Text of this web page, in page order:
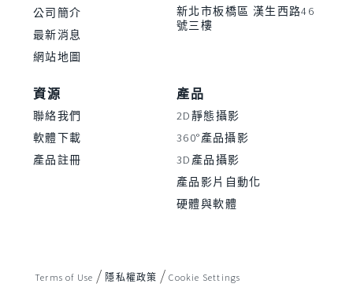
公司簡介
最新消息
網站地圖
新北市板橋區 漢生西路46
號三樓
資源
聯絡我們
軟體下載
產品註冊
產品
2D靜態攝影
360°產品攝影
3D產品攝影
產品影片自動化
硬體與軟體
Terms of Use / 隱私權政策 / Cookie Settings